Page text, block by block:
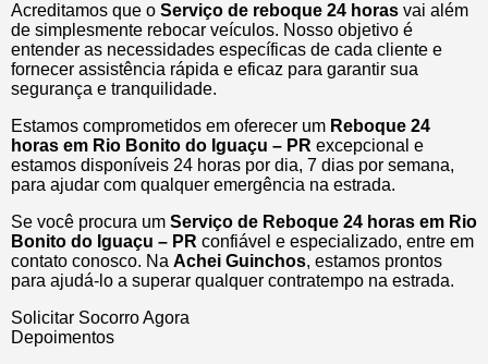
Acreditamos que o Serviço de reboque 24 horas vai além
de simplesmente rebocar veículos. Nosso objetivo é
entender as necessidades específicas de cada cliente e
fornecer assistência rápida e eficaz para garantir sua
segurança e tranquilidade.
Estamos comprometidos em oferecer um Reboque 24
horas em Rio Bonito do Iguaçu – PR excepcional e
estamos disponíveis 24 horas por dia, 7 dias por semana,
para ajudar com qualquer emergência na estrada.
Se você procura um Serviço de Reboque 24 horas em Rio
Bonito do Iguaçu – PR confiável e especializado, entre em
contato conosco. Na Achei Guinchos, estamos prontos
para ajudá-lo a superar qualquer contratempo na estrada.
Solicitar Socorro Agora
Depoimentos